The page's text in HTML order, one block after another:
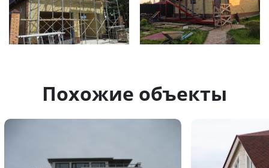
Похожие объекты